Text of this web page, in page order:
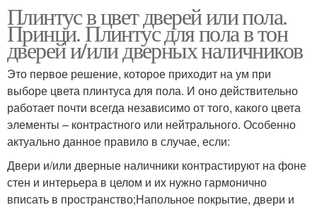
Плинтус в цвет дверей или пола.
Принци. Плинтус для пола в тон
дверей и/или дверных наличников
Это первое решение, которое приходит на ум при
выборе цвета плинтуса для пола. И оно действительно
работает почти всегда независимо от того, какого цвета
элементы – контрастного или нейтрального. Особенно
актуально данное правило в случае, если:
Двери и/или дверные наличники контрастируют на фоне
стен и интерьера в целом и их нужно гармонично
вписать в пространство;Напольное покрытие, двери и